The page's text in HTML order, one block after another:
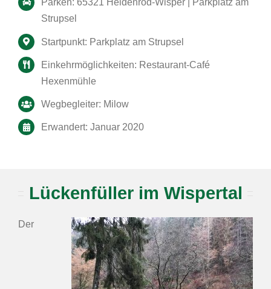
Parken: 65321 Heidenrod-Wisper | Parkplatz am
Strupsel
Startpunkt: Parkplatz am Strupsel
Einkehrmöglichkeiten: Restaurant-Café
Hexenmühle
Wegbegleiter: Milow
Erwandert: Januar 2020
Lückenfüller im Wispertal
Der